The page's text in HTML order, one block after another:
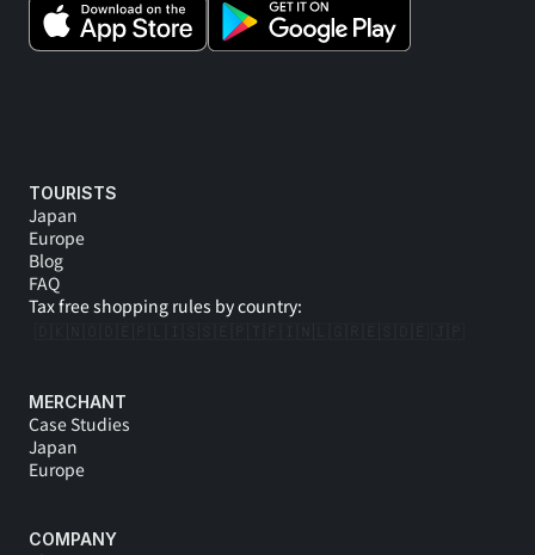
TOURISTS
Japan
Europe
Blog
FAQ
Tax free shopping rules by country:
MERCHANT
Case Studies
Japan
Europe
COMPANY